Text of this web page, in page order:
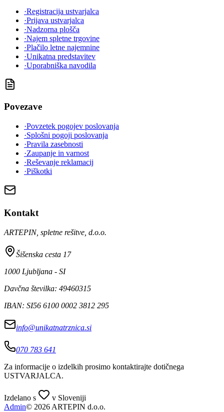
·Registracija ustvarjalca
·Prijava ustvarjalca
·Nadzorna plošča
·Najem spletne trgovine
·Plačilo letne najemnine
·Unikatna predstavitev
·Uporabniška navodila
Povezave
·Povzetek pogojev poslovanja
·Splošni pogoji poslovanja
·Pravila zasebnosti
·Zaupanje in varnost
·Reševanje reklamacij
·Piškotki
Kontakt
ARTEPIN, spletne rešitve, d.o.o.
Šišenska cesta 17
1000 Ljubljana - SI
Davčna številka: 49460315
IBAN: SI56 6100 0002 3812 295
info@unikatnatrznica.si
070 783 641
Za informacije o izdelkih prosimo kontaktirajte dotičnega
USTVARJALCA.
Izdelano s
v Sloveniji
Admin© 2026 ARTEPIN d.o.o.